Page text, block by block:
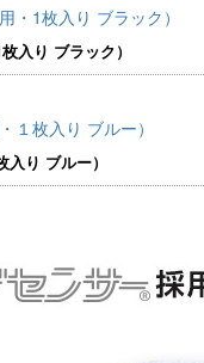
入り ブラック）
り ブルー）